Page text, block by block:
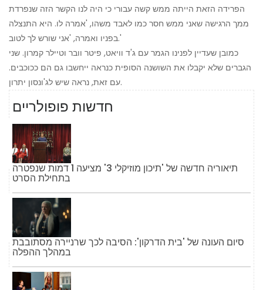
הפרידה הזאת הייתה ממש קשה עבורי כי היה לנו הקשר הזה שנפרדת
ממך הרגישה שאני ממש חסר כמו לאבד משהו, 'אמרה לו. היא התנצלה
בפניו ואמרה, 'אני שורש לך לטוב.'
כמובן שעדיין לפנינו הגמר עם ג'ד וויאט, פיטר וובר וטיילר קמרון. שני
הגברים שלא יקבלו את השושנה הסופית כנראה ייחשבו גם הם ככוכבים.
עם זאת, נראה שיש לג'ונסון יתרון.
חדשות פופולריים
תיאוריה חדשה של 'תיכון מוזיקלי 3' מציעה 1 דמות שנפטרה
בתחילת הסרט
סיום העונה של 'בית הדרקון': הסיבה לכך שרניירה מסתובבת
במהלך ההפלה